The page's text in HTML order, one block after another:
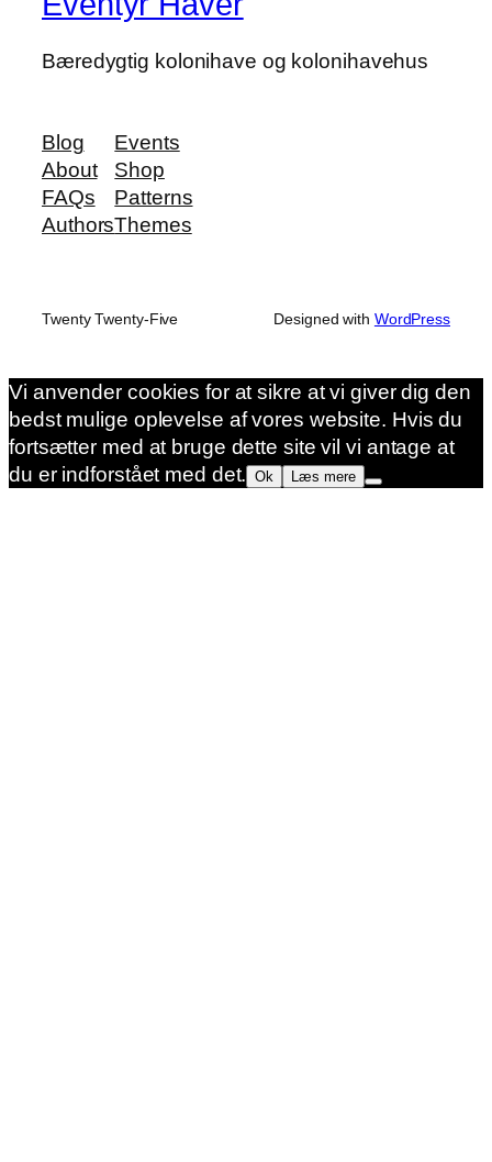
Bæredygtig kolonihave og kolonihavehus
Blog
About
FAQs
Authors
Events
Shop
Patterns
Themes
Twenty Twenty-Five Designed with WordPress
Vi anvender cookies for at sikre at vi giver dig den
bedst mulige oplevelse af vores website. Hvis du
fortsætter med at bruge dette site vil vi antage at
du er indforstået med det. Ok Læs mere